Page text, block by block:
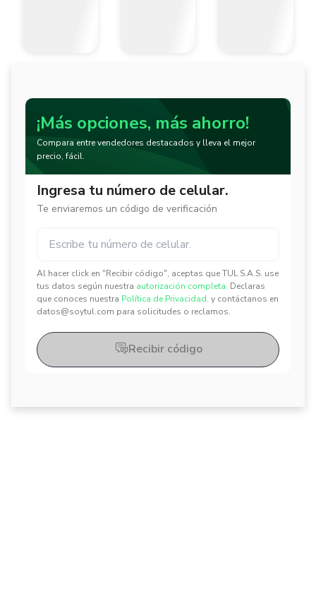
¡Más opciones, más ahorro!
Compara entre vendedores destacados y lleva el mejor
precio, fácil.
Ingresa tu número de celular.
Te enviaremos un código de verificación
Al hacer click en "Recibir código", aceptas que TUL S.A.S. use
tus datos según nuestra autorización completa. Declaras
que conoces nuestra Política de Privacidad. y contáctanos en
datos@soytul.com para solicitudes o reclamos.
Recibir código